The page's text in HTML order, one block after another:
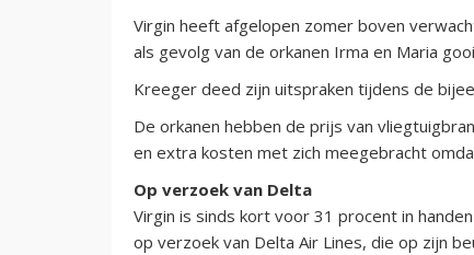
Virgin heeft afgelopen zomer boven
als gevolg van de orkanen Irma en Maria
Kreeger deed zijn uitspraken tijdens de
De orkanen hebben de prijs van
en extra kosten met zich meegebracht
Op verzoek van Delta
Virgin is sinds kort voor 31 procent in
op verzoek van Delta Air Lines, die op zijn